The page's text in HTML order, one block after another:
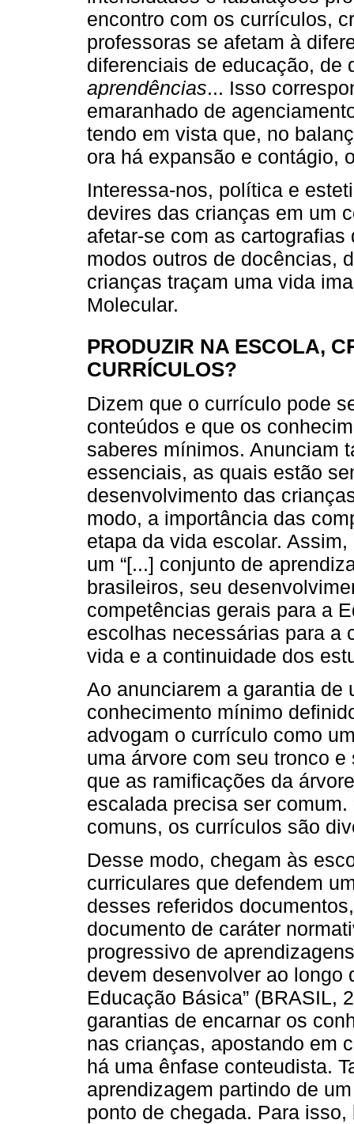
encontro com os currículos,
professoras se afetam à
diferenciais de educação, de
aprendências... Isso
emaranhado de
tendo em vista que, no
ora há expansão e contágio,
Interessa-nos, política e
devires das crianças em um
afetar-se com as
modos outros de docências,
crianças traçam uma vida
Molecular.
PRODUZIR NA ESCOLA,
CURRÍCULOS?
Dizem que o currículo pode
conteúdos e que os
saberes mínimos. Anunciam
essenciais, as quais estão
desenvolvimento das
modo, a importância das
etapa da vida escolar.
um “[...] conjunto de
brasileiros, seu
competências gerais para a
escolhas necessárias para a
vida e a continuidade dos
Ao anunciarem a garantia de
conhecimento mínimo
advogam o currículo como
uma árvore com seu tronco
que as ramificações da
escalada precisa ser
comuns, os currículos são
Desse modo, chegam às
curriculares que defendem
desses referidos
documento de caráter
progressivo de
devem desenvolver ao longo
Educação Básica” (BRASIL,
garantias de encarnar os
nas crianças, apostando em
há uma ênfase conteudista.
aprendizagem partindo de
ponto de chegada. Para